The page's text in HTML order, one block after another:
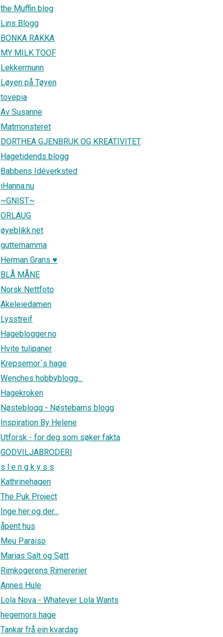
the Muffin blog
Lins Blogg
BONKA RAKKA
MY MILK TOOF
Lekkermunn
Løyen på Tøyen
tovepia
Av Susanne
Matmonsteret
DORTHEA GJENBRUK OG KREATIVITET
Hagetidends blogg
Babbens Idéverksted
iHanna.nu
~GNIST~
ORLAUG
øyeblikk.net
guttemamma
Herman Grans ♥
BLÅ MÅNE
Norsk Nettfoto
Akeleiedamen
Lysstreif
Hageblogger.no
Hvite tulipaner
Krepsemor`s hage
Wenches hobbyblogg...
Hagekroken
Nøsteblogg - Nøstebarns blogg
Inspiration By Helene
Utforsk - for deg som søker fakta
GODVILJABRODERI
s l e n g k y s s
Kathrinehagen
The Puk Project
Inge her og der...
åpent hus
Meu Paraiso
Marias Salt og Søtt
Rimkogerens Rimererier
Annes Hule
Lola Nova - Whatever Lola Wants
hegemors hage
Tankar frå ein kvardag